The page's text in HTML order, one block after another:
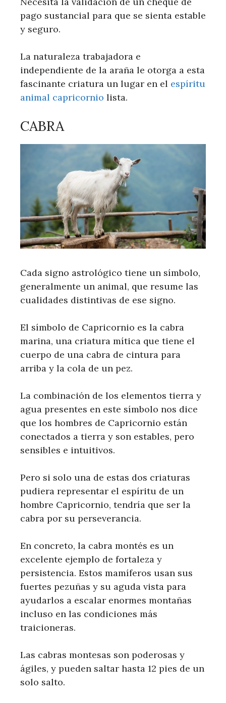
pago sustancial para que se sienta estable
y seguro.
La naturaleza trabajadora e
independiente de la araña le otorga a esta
fascinante criatura un lugar en el espíritu
animal capricornio lista.
CABRA
Cada signo astrológico tiene un símbolo,
generalmente un animal, que resume las
cualidades distintivas de ese signo.
El símbolo de Capricornio es la cabra
marina, una criatura mítica que tiene el
cuerpo de una cabra de cintura para
arriba y la cola de un pez.
La combinación de los elementos tierra y
agua presentes en este símbolo nos dice
que los hombres de Capricornio están
conectados a tierra y son estables, pero
sensibles e intuitivos.
Pero si solo una de estas dos criaturas
pudiera representar el espíritu de un
hombre Capricornio, tendría que ser la
cabra por su perseverancia.
En concreto, la cabra montés es un
excelente ejemplo de fortaleza y
persistencia. Estos mamíferos usan sus
fuertes pezuñas y su aguda vista para
ayudarlos a escalar enormes montañas
incluso en las condiciones más
traicioneras.
Las cabras montesas son poderosas y
ágiles, y pueden saltar hasta 12 pies de un
solo salto.